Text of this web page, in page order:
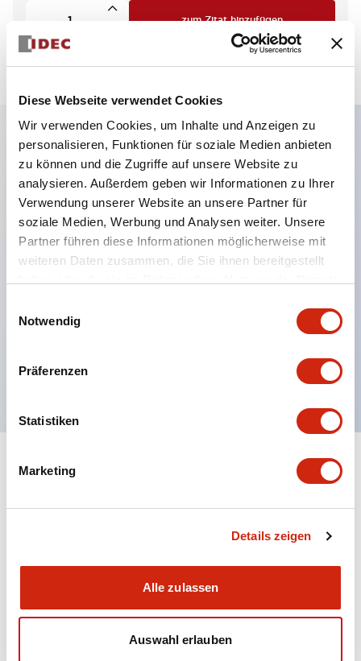
Diese Webseite verwendet Cookies
Wir verwenden Cookies, um Inhalte und Anzeigen zu
personalisieren, Funktionen für soziale Medien anbieten
zu können und die Zugriffe auf unsere Website zu
analysieren. Außerdem geben wir Informationen zu Ihrer
Verwendung unserer Website an unsere Partner für
soziale Medien, Werbung und Analysen weiter. Unsere
Partner führen diese Informationen möglicherweise mit
weiteren Daten zusammen, die Sie ihnen bereitgestellt
Notwendig
Präferenzen
Statistiken
Marketing
Details zeigen
Alle zulassen
Auswahl erlauben
zum Zitat hinzufügen
Hauptmerkmale
Anwendbar in potenziell explosionsgefährdeten
Atmosphären
Bis zu 3 Kontaktblöcke
Finger-sichere (IP20) Schraubklemmen verfügbar
Dokumente und Dateien
Bedienungsanleitung
10/10/2024.PDF5.62MB